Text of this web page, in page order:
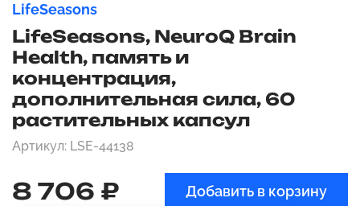
LifeSeasons
LifeSeasons, NeuroQ Brain
Health, память и
концентрация,
дополнительная сила, 60
растительных капсул
Артикул: LSE-44138
8 706 ₽ Добавить в корзину